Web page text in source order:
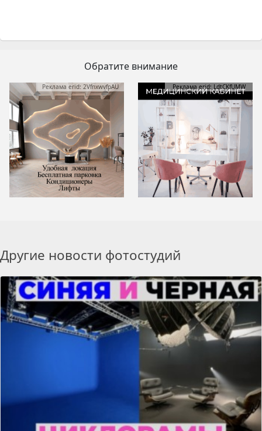
Обратите внимание
Реклама erid: 2VfnxwvfpAU Реклама erid: LdtCKfUMW
Другие новости фотостудий